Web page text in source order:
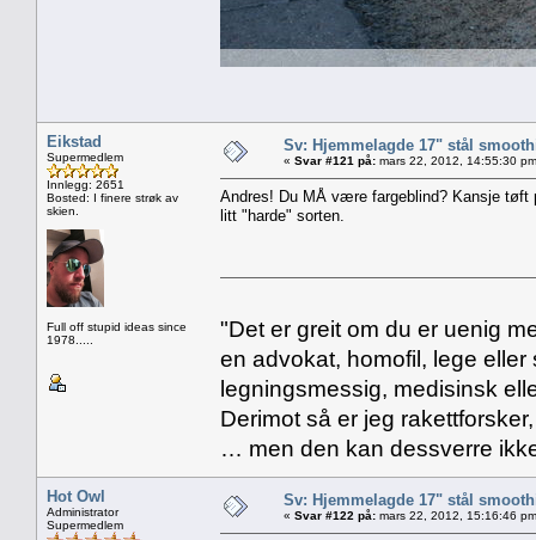
Eikstad
Supermedlem
Innlegg: 2651
Bosted: I finere strøk av
skien.
Full off stupid ideas since
1978.....
Sv: Hjemmelagde 17" stål
« Svar #121 på: mars 22, 2012, 14:55:30
Andres! Du MÅ være fargeblind? Kansje tøft
litt "harde" sorten.
"Det er greit om du er uenig
en advokat, homofil, lege
legningsmessig, medisinsk
Derimot så er jeg
… men den kan dessverre
Hot Owl
Administrator
Supermedlem
Sv: Hjemmelagde 17" stål
« Svar #122 på: mars 22, 2012, 15:16:46